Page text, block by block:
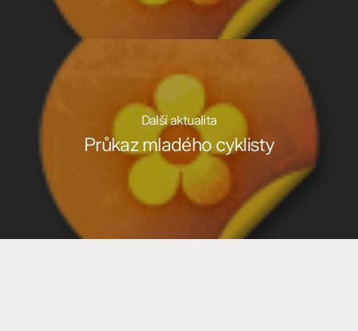
Další aktualita
Průkaz mladého cyklisty